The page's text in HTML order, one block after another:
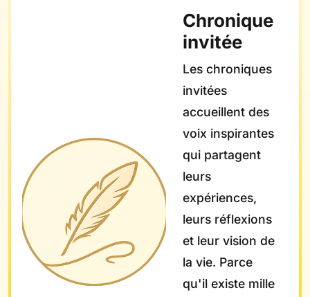
Chronique
invitée
Les chroniques
invitées
accueillent des
voix inspirantes
qui partagent
leurs
expériences,
leurs réflexions
et leur vision de
la vie. Parce
qu'il existe mille